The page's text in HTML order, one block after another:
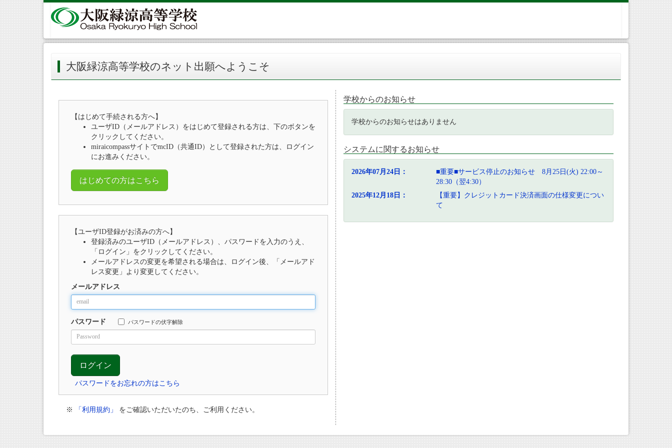
大阪緑涼高等学校のネット出願へようこそ
【はじめて手続される方へ】
ユーザID（メールアドレス）をはじめて登録される方は、下のボタンを
クリックしてください。
miraicompassサイトでmcID（共通ID）として登録された方は、ログイン
にお進みください。
はじめての方はこちら
【ユーザID登録がお済みの方へ】
登録済みのユーザID（メールアドレス）、パスワードを入力のうえ、
「ログイン」をクリックしてください。
メールアドレスの変更を希望される場合は、ログイン後、「メールアド
レス変更」より変更してください。
メールアドレス
パスワード パスワードの伏字解除
パスワードをお忘れの方はこちら
※ 「利用規約」 をご確認いただいたのち、ご利用ください。
学校からのお知らせ
学校からのお知らせはありません
システムに関するお知らせ
2026年07月24日：
■重要■サービス停止のお知らせ 8月25日(火) 22:00～
28:30（翌4:30）
2025年12月18日：
【重要】クレジットカード決済画面の仕様変更につい
て